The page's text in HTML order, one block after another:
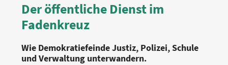
Der öffentliche Dienst im
Fadenkreuz
Wie Demokratiefeinde Justiz, Polizei, Schule
und Verwaltung unterwandern.